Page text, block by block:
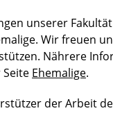
unserer
Wir freuen
Nährere
Ehemalige.
der Arbeit